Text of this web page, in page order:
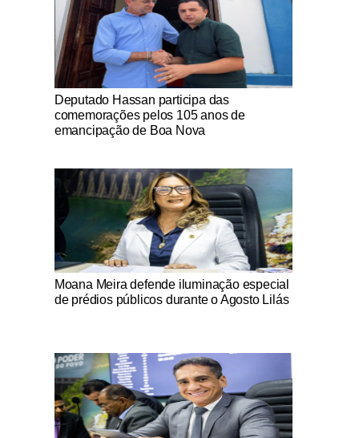
Notícias Católicas
Deputado Hassan participa das
comemorações pelos 105 anos de
emancipação de Boa Nova
Notícias Católicas
Moana Meira defende iluminação especial
de prédios públicos durante o Agosto Lilás